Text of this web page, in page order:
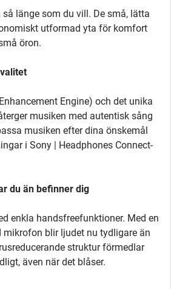
länge som du vill. De små, lätta
utformad yta för komfort
öron.
Engine) och det unika
musiken med autentisk sång
musiken efter dina önskemål
i Sony | Headphones Connect-
du än befinner dig
enkla handsfreefunktioner. Med en
blir ljudet nu tydligare än
struktur förmedlar
även när det blåser.